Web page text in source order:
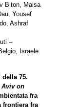
Biton, Maisa
Yousef
Ashraf
–
Israele
della 75.
Aviv on
fra
frontiera fra